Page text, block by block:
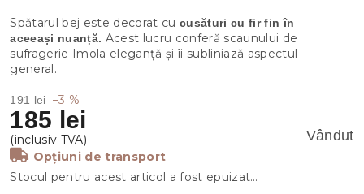
191 lei –3 %
185 lei
Vândut
Opțiuni de transport
Stocul pentru acest articol a fost epuizat…
Spătarul bej este decorat cu cusături cu fir fin în
aceeași nuanță. Acest lucru conferă scaunului de
sufragerie Imola eleganță și îi subliniază aspectul
general.